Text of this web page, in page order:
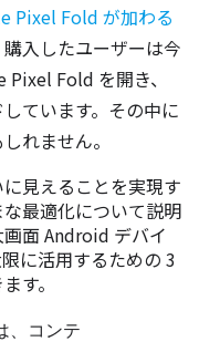
Pixel Fold が加わる
購入したユーザーは今
Fold を開き、
ています。その中に
れません。
見えることを実現す
最適化について説明
面 Android デバイ
に活用するための 3
す。
、コンテ